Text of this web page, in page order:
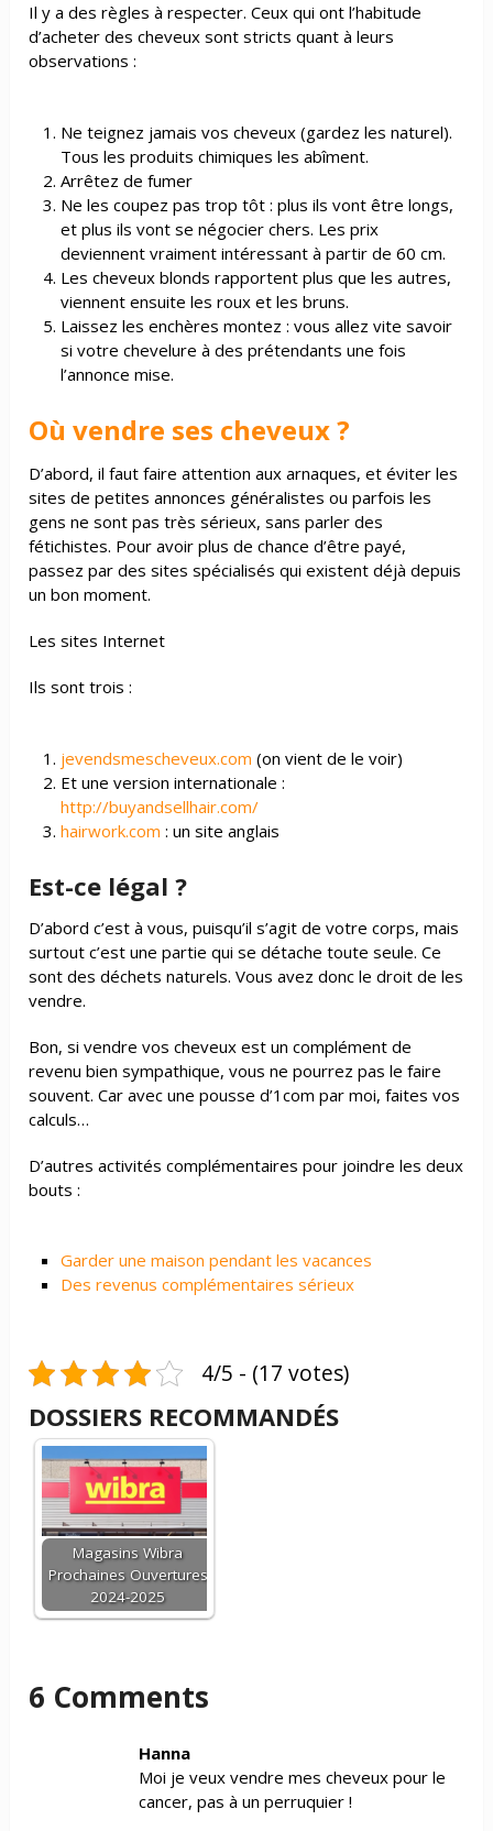
Il y a des règles à respecter. Ceux qui ont l’habitude
d’acheter des cheveux sont stricts quant à leurs
observations :
Ne teignez jamais vos cheveux (gardez les naturel).
Tous les produits chimiques les abîment.
Arrêtez de fumer
Ne les coupez pas trop tôt : plus ils vont être longs,
et plus ils vont se négocier chers. Les prix
deviennent vraiment intéressant à partir de 60 cm.
Les cheveux blonds rapportent plus que les autres,
viennent ensuite les roux et les bruns.
Laissez les enchères montez : vous allez vite savoir
si votre chevelure à des prétendants une fois
l’annonce mise.
Où vendre ses cheveux ?
D’abord, il faut faire attention aux arnaques, et éviter les
sites de petites annonces généralistes ou parfois les
gens ne sont pas très sérieux, sans parler des
fétichistes. Pour avoir plus de chance d’être payé,
passez par des sites spécialisés qui existent déjà depuis
un bon moment.
Les sites Internet
Ils sont trois :
jevendsmescheveux.com (on vient de le voir)
Et une version internationale :
http://buyandsellhair.com/
hairwork.com : un site anglais
Est-ce légal ?
D’abord c’est à vous, puisqu’il s’agit de votre corps, mais
surtout c’est une partie qui se détache toute seule. Ce
sont des déchets naturels. Vous avez donc le droit de les
vendre.
Bon, si vendre vos cheveux est un complément de
revenu bien sympathique, vous ne pourrez pas le faire
souvent. Car avec une pousse d’1com par moi, faites vos
calculs…
D’autres activités complémentaires pour joindre les deux
bouts :
Garder une maison pendant les vacances
Des revenus complémentaires sérieux
4/5 - (17 votes)
DOSSIERS RECOMMANDÉS
Magasins Wibra
Prochaines Ouvertures
2024-2025
6 Comments
Hanna
Moi je veux vendre mes cheveux pour le
cancer, pas à un perruquier !